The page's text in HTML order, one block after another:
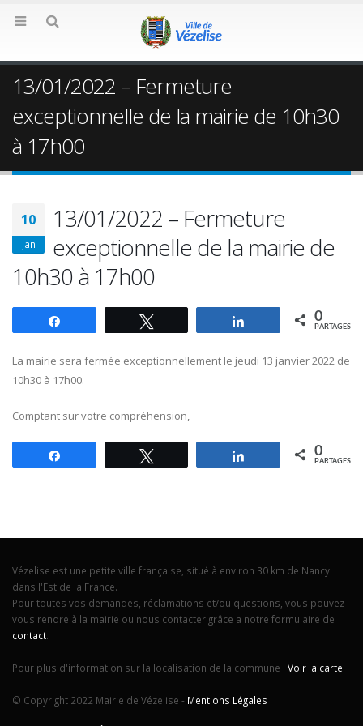
13/01/2022 – Fermeture
exceptionnelle de la mairie de 10h30
à 17h00
10
Jan
13/01/2022 – Fermeture
exceptionnelle de la mairie de
10h30 à 17h00
Partagez 0
PARTAGES
La mairie sera fermée exceptionnellement le jeudi 13 janvier 2022 de
10h30 à 17h00.
Comptant sur votre compréhension,
Partagez 0
PARTAGES
Vézelise est une petite ville française, situé à environ 30 km de Nancy
dans l'Est de la France.
Pour toutes vos demandes, réclamations et/ou questions, vous pouvez
vous rendre à la mairie ou nous contacter grâce a notre formulaire de
contact.
Pour plus d'information sur la localisation de la commune : Voir la carte
© Copyright 2022 Mairie de Vézelise - Mentions Légales